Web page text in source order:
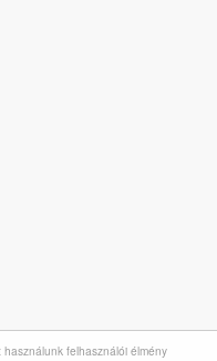
felhasználói élmény